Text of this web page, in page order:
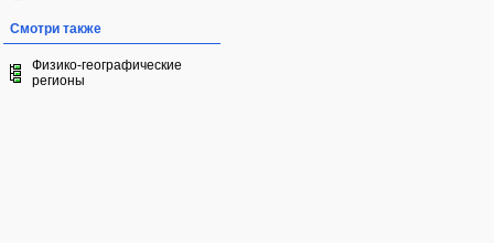
Смотри также
Физико-географические
регионы